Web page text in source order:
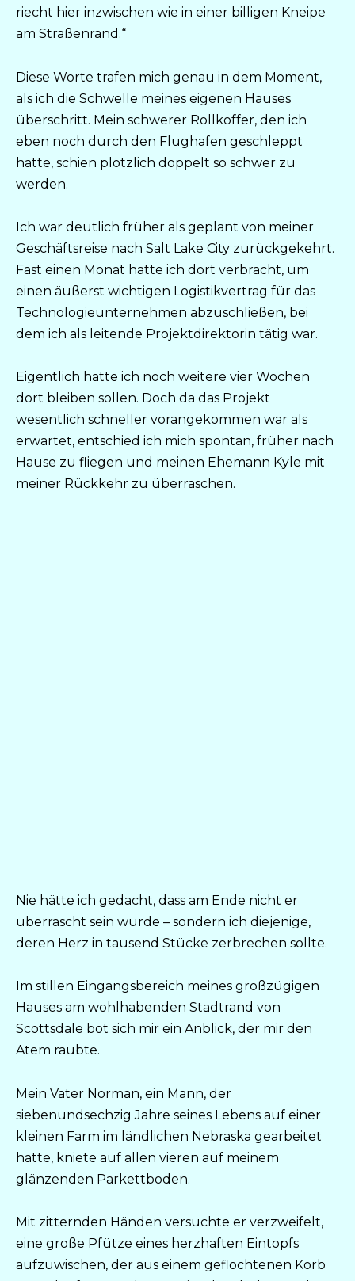
riecht hier inzwischen wie in einer billigen Kneipe
am Straßenrand.“
Diese Worte trafen mich genau in dem Moment,
als ich die Schwelle meines eigenen Hauses
überschritt. Mein schwerer Rollkoffer, den ich
eben noch durch den Flughafen geschleppt
hatte, schien plötzlich doppelt so schwer zu
werden.
Ich war deutlich früher als geplant von meiner
Geschäftsreise nach Salt Lake City zurückgekehrt.
Fast einen Monat hatte ich dort verbracht, um
einen äußerst wichtigen Logistikvertrag für das
Technologieunternehmen abzuschließen, bei
dem ich als leitende Projektdirektorin tätig war.
Eigentlich hätte ich noch weitere vier Wochen
dort bleiben sollen. Doch da das Projekt
wesentlich schneller vorangekommen war als
erwartet, entschied ich mich spontan, früher nach
Hause zu fliegen und meinen Ehemann Kyle mit
meiner Rückkehr zu überraschen.
Nie hätte ich gedacht, dass am Ende nicht er
überrascht sein würde – sondern ich diejenige,
deren Herz in tausend Stücke zerbrechen sollte.
Im stillen Eingangsbereich meines großzügigen
Hauses am wohlhabenden Stadtrand von
Scottsdale bot sich mir ein Anblick, der mir den
Atem raubte.
Mein Vater Norman, ein Mann, der
siebenundsechzig Jahre seines Lebens auf einer
kleinen Farm im ländlichen Nebraska gearbeitet
hatte, kniete auf allen vieren auf meinem
glänzenden Parkettboden.
Mit zitternden Händen versuchte er verzweifelt,
eine große Pfütze eines herzhaften Eintopfs
aufzuwischen, der aus einem geflochtenen Korb